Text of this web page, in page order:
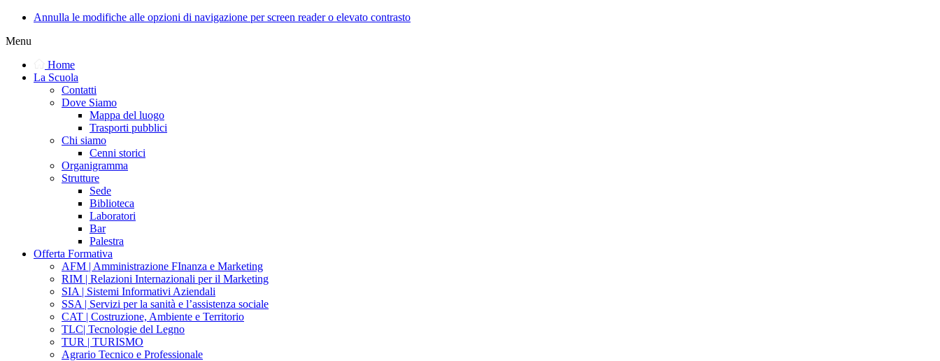
Annulla le modifiche alle opzioni di navigazione per screen reader o elevato contrasto
Menu
Home
La Scuola
Contatti
Dove Siamo
Mappa del luogo
Trasporti pubblici
Chi siamo
Cenni storici
Organigramma
Strutture
Sede
Biblioteca
Laboratori
Bar
Palestra
Offerta Formativa
AFM | Amministrazione FInanza e Marketing
RIM | Relazioni Internazionali per il Marketing
SIA | Sistemi Informativi Aziendali
SSA | Servizi per la sanità e l’assistenza sociale
CAT | Costruzione, Ambiente e Territorio
TLC| Tecnologie del Legno
TUR | TURISMO
Agrario Tecnico e Professionale